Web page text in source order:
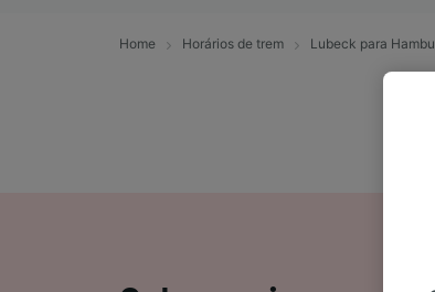
Home Horários de trem Lubeck para